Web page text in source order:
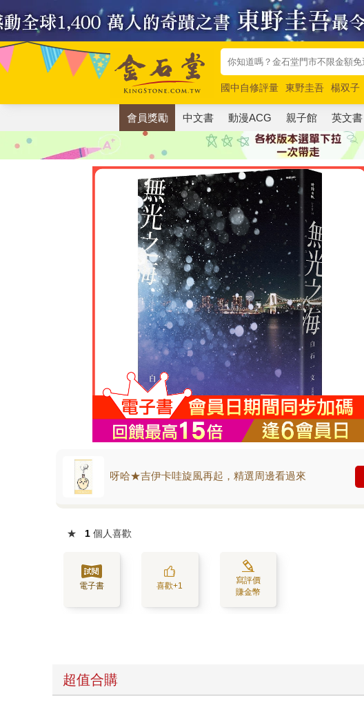
國中自修評量 東野圭吾 楊双子
唯紅花綻放
奧德賽 路邊攤新作
會員獎勵 中文書 動漫ACG 親子館 英文書
呀哈★吉伊卡哇旋風再起，精選周邊看過來
★ 1 個人喜歡
電子書 喜歡+1
寫評價
賺金幣
超值合購